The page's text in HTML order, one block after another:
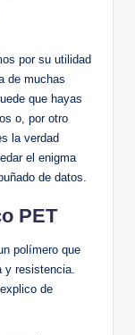
⁢por su‍ utilidad
de‍ muchas
que hayas
o,​ por otro
la verdad
el enigma
de datos.
PET
polímero ‍que
‍y resistencia.
de